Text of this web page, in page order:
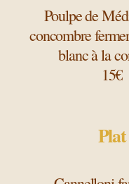
Poulpe de
concombre
blanc à la
15€
Plat